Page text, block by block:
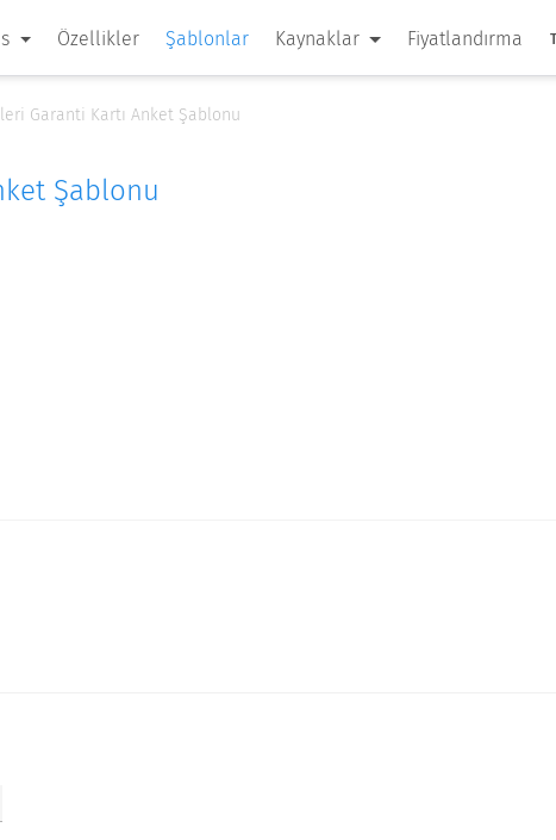
Özellikler Şablonlar Kaynaklar Fiyatlandırma
Garanti Kartı Anket Şablonu
Şablonu